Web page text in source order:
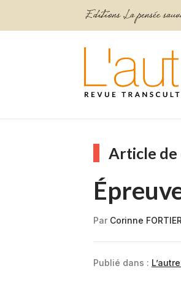
Article de
Par Corinne FORTIER
Publié dans :